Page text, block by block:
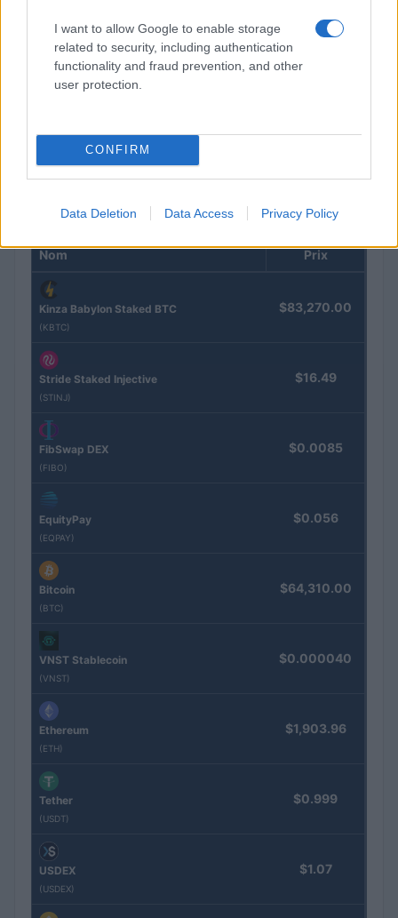
I want to allow Google to enable storage
related to security, including authentication
functionality and fraud prevention, and other
user protection.
CONFIRM
Data Deletion Data Access Privacy Policy
Juliette Bernard · 4 Août 2026
COTATIONS CRYPTO
Nom Prix
Kinza Babylon Staked BTC
(KBTC)
$83,270.00
Stride Staked Injective
(STINJ)
$16.49
FibSwap DEX
(FIBO)
$0.0085
EquityPay
(EQPAY)
$0.056
Bitcoin
(BTC)
$64,310.00
VNST Stablecoin
(VNST)
$0.000040
Ethereum
(ETH)
$1,903.96
Tether
(USDT)
$0.999
USDEX
(USDEX)
$1.07